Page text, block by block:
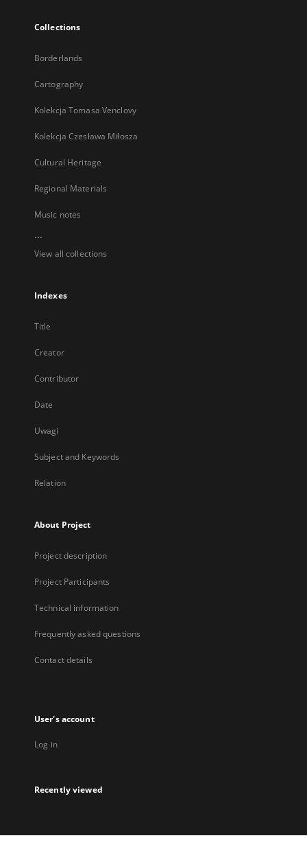
Collections
Borderlands
Cartography
Kolekcja Tomasa Venclovy
Kolekcja Czesława Miłosza
Cultural Heritage
Regional Materials
Music notes
...
View all collections
Indexes
Title
Creator
Contributor
Date
Uwagi
Subject and Keywords
Relation
About Project
Project description
Project Participants
Technical information
Frequently asked questions
Contact details
User's account
Log in
Recently viewed